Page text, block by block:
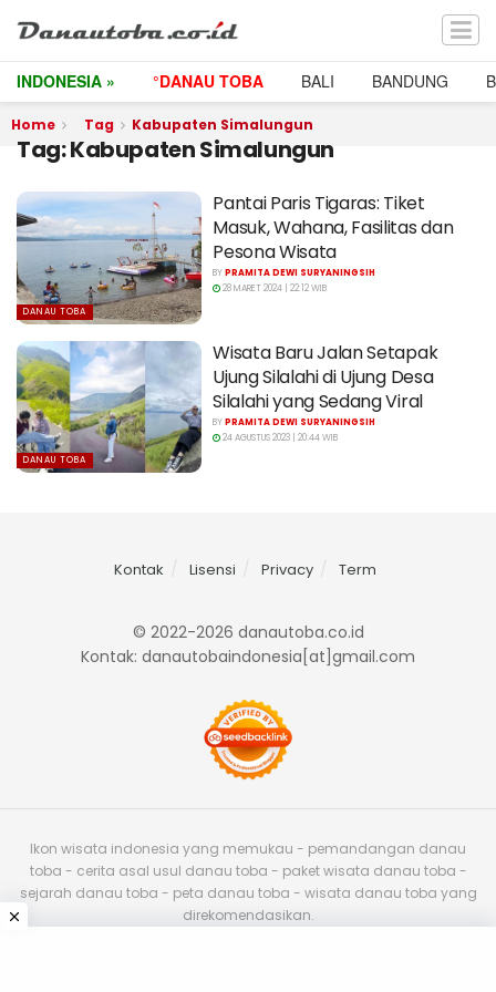
INDONESIA » °DANAU TOBA BALI BANDUNG
Home Tag Kabupaten Simalungun
Tag:Kabupaten Simalungun
DANAU TOBA
Pantai Paris Tigaras: Tiket
Masuk, Wahana, Fasilitas dan
Pesona Wisata
BYPRAMITA DEWI SURYANINGSIH
28 MARET 2024 | 22:12 WIB
DANAU TOBA
Wisata Baru Jalan Setapak
Ujung Silalahi di Ujung Desa
Silalahi yang Sedang Viral
BYPRAMITA DEWI SURYANINGSIH
24 AGUSTUS 2023 | 20:44 WIB
Kontak Lisensi Privacy Term
© 2022-2026 danautoba.co.id
Kontak: danautobaindonesia[at]gmail.com
Ikon wisata indonesia yang memukau - pemandangan danau
toba - cerita asal usul danau toba - paket wisata danau toba -
sejarah danau toba - peta danau toba - wisata danau toba yang
direkomendasikan.